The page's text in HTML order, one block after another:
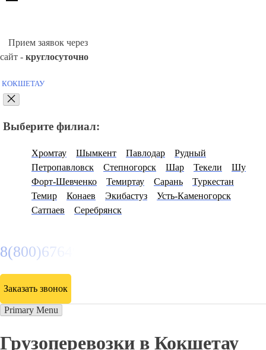
Прием заявок через
сайт - круглосуточно
КОКШЕТАУ
Выберите филиал:
Хромтау Шымкент Павлодар
Рудный
Петропавловск
Степногорск Шар Текели
Шу
Форт-Шевченко
Темиртау Сарань
Туркестан
Темир
Конаев Экибастуз
Усть-Каменогорск
Сатпаев
Серебрянск
8(800)6764935
Заказать звонок
Primary Menu
Грузоперевозки в Кокшетау